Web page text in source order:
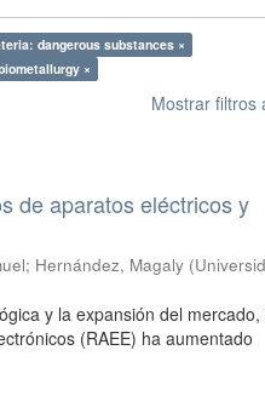
dangerous substances ×
×
Mostrar filtros
de aparatos eléctricos y
; Hernández, Magaly (
y la expansión del mercado,
(RAEE) ha aumentado